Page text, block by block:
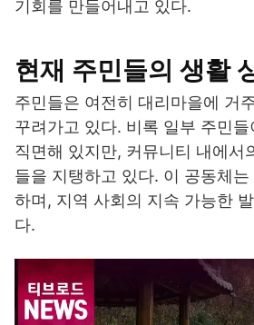
기회를 만들어내고 있다.
현재 주민들의 생활
주민들은 여전히 대리마을에 거
꾸려가고 있다. 비록 일부 주민
직면해 있지만, 커뮤니티 내에서
들을 지탱하고 있다. 이 공동체
하며, 지역 사회의 지속 가능한
다.